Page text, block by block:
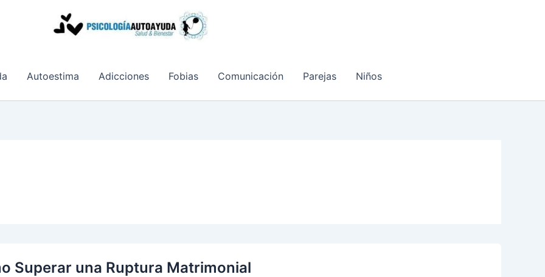
Autoestima Adicciones Fobias Comunicación Parejas Niños
Superar una Ruptura Matrimonial